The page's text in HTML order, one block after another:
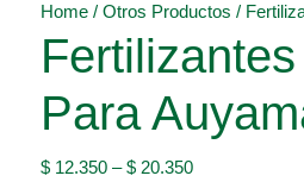
Home / Otros Productos /
Para
$ 12.350 –$ 20.350